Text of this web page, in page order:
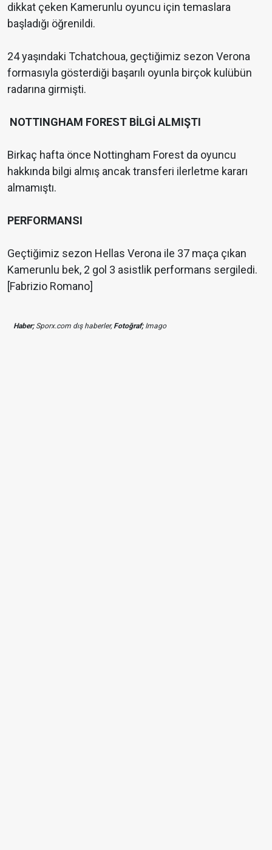
dikkat çeken Kamerunlu oyuncu için temaslara
başladığı öğrenildi.
24 yaşındaki Tchatchoua, geçtiğimiz sezon Verona
formasıyla gösterdiği başarılı oyunla birçok kulübün
radarına girmişti.
NOTTINGHAM FOREST BİLGİ ALMIŞTI
Birkaç hafta önce Nottingham Forest da oyuncu
hakkında bilgi almış ancak transferi ilerletme kararı
almamıştı.
PERFORMANSI
Geçtiğimiz sezon Hellas Verona ile 37 maça çıkan
Kamerunlu bek, 2 gol 3 asistlik performans sergiledi.
[Fabrizio Romano]
Haber;Sporx.com dış haberler,Fotoğraf;Imago